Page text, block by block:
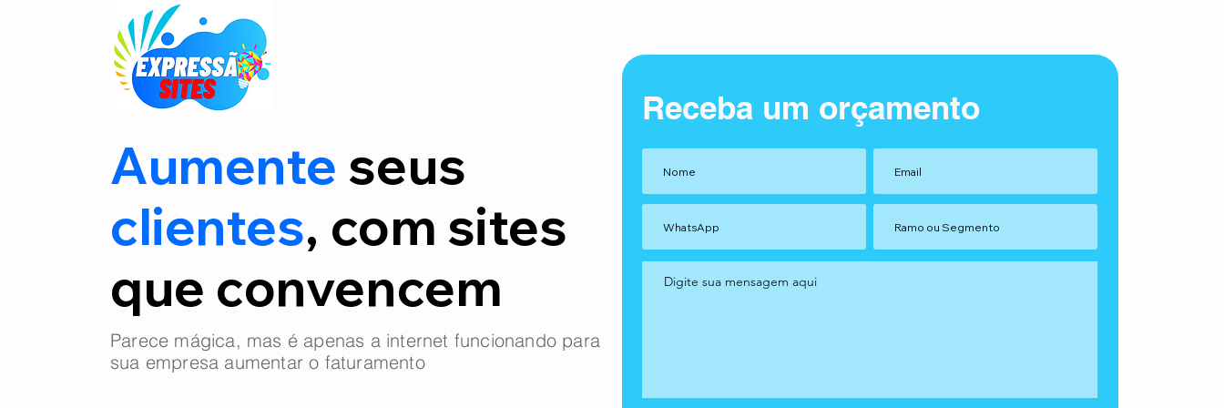
Aumente seus
clientes, com sites
que convencem
Parece mágica, mas é apenas a internet funcionando para
sua empresa aumentar o faturamento
Receba um orçamento